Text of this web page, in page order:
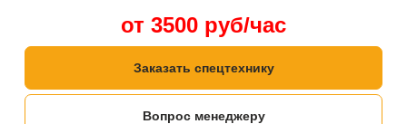
от 3500 руб/час
Заказать спецтехнику
Вопрос менеджеру